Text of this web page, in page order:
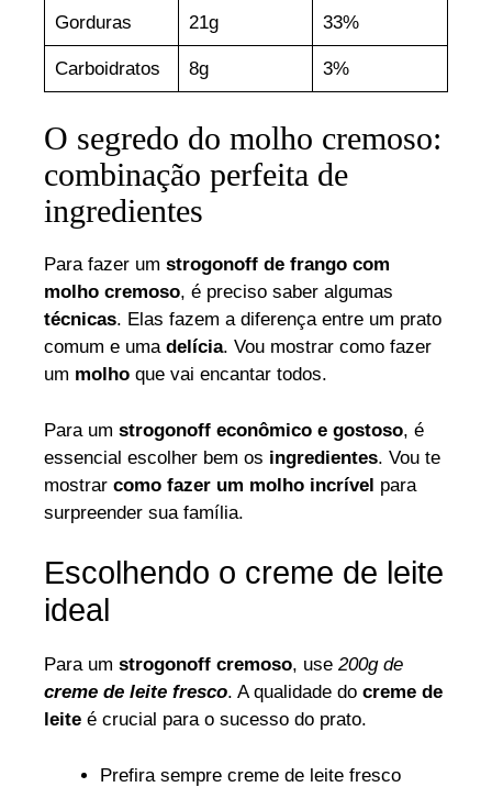
Gorduras 21g 33%
Carboidratos 8g 3%
O segredo do molho cremoso:
combinação perfeita de
ingredientes
Para fazer um strogonoff de frango com
molho cremoso, é preciso saber algumas
técnicas. Elas fazem a diferença entre um prato
comum e uma delícia. Vou mostrar como fazer
um molho que vai encantar todos.
Para um strogonoff econômico e gostoso, é
essencial escolher bem os ingredientes. Vou te
mostrar como fazer um molho incrível para
surpreender sua família.
Escolhendo o creme de leite
ideal
Para um strogonoff cremoso, use 200g de
creme de leite fresco. A qualidade do creme de
leite é crucial para o sucesso do prato.
Prefira sempre creme de leite fresco